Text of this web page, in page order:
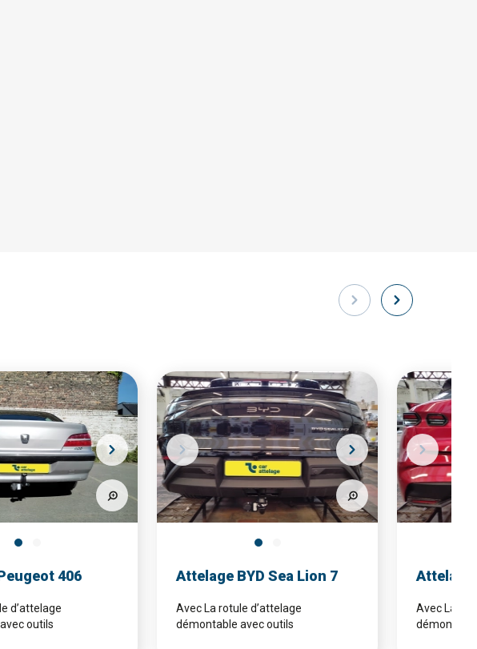
406
d’attelage
outils
Attelage BYD Sea Lion 7
Avec La rotule d’attelage
démontable avec outils
Attelage
Avec La